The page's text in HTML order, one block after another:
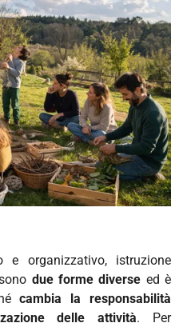
organizzativo, istruzione
due forme diverse edè
cambia la responsabilità
delle attività.
Per